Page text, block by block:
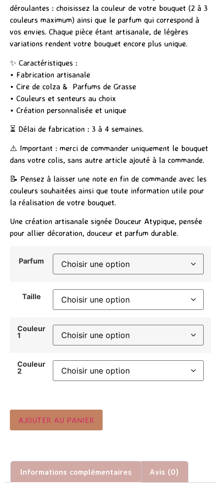
déroulantes : choisissez la couleur de votre bouquet (2 à 3
couleurs maximum) ainsi que le parfum qui correspond à
vos envies. Chaque pièce étant artisanale, de légères
variations rendent votre bouquet encore plus unique.
✨ Caractéristiques :
• Fabrication artisanale
• Cire de colza & Parfums de Grasse
• Couleurs et senteurs au choix
• Création personnalisée et unique
⏳ Délai de fabrication : 3 à 4 semaines.
⚠️ Important : merci de commander uniquement le bouquet
dans votre colis, sans autre article ajouté à la commande.
📝 Pensez à laisser une note en fin de commande avec les
couleurs souhaitées ainsi que toute information utile pour
la réalisation de votre bouquet.
Une création artisanale signée Douceur Atypique, pensée
pour allier décoration, douceur et parfum durable.
Parfum
Taille
Couleur
1
Couleur
2
AJOUTER AU PANIER
Informations complémentaires Avis (0)